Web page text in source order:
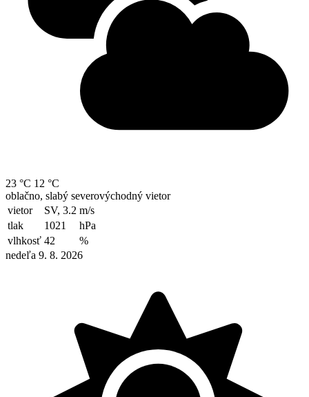
23 °C 12 °C
oblačno, slabý severovýchodný vietor
vietor
SV, 3.2 m/s
tlak
1021
hPa
vlhkosť 42
%
nedeľa 9. 8. 2026